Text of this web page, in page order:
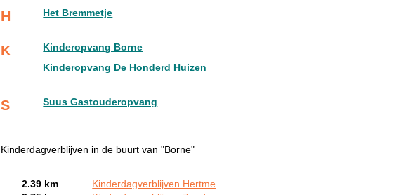
H Het Bremmetje
K
Kinderopvang Borne
Kinderopvang De Honderd Huizen
S Suus Gastouderopvang
Kinderdagverblijven in de buurt van "Borne"
2.39 km
Kinderdagverblijven Hertme